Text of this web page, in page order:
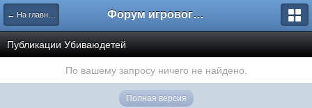
← На главную Форум игрового проекта Riverrise
Публикации Убиваюдетей
По вашему запросу ничего не найдено.
Полная версия